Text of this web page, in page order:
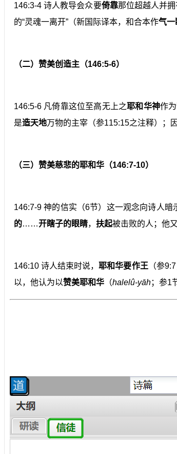
146:3-4 诗人教导会众要倚靠那位超越人并
的“灵魂一离开”（新国际译本，和合本作气一
（二）赞美创造主（146:5-6）
146:5-6 凡倚靠这位至高无上之耶和华神作为
是造天地万物的主宰（参115:15之注释）；
（三）赞美慈悲的耶和华（146:7-10）
146:7-9 神的信实（6节）这一观念向诗人
的……开瞎子的眼睛， 扶起被击败的人；他又
146:10 诗人结束时说，耶和华要作王 （参
以，他认为以赞美耶和华 （halelû-yāh；参1